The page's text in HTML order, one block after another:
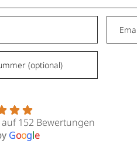
152 Bewertungen
Google